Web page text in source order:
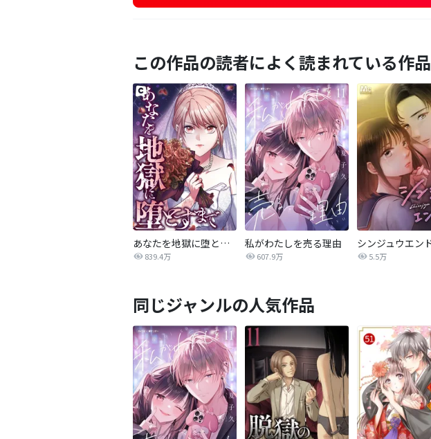
この作品の読者によく読まれている作品
あなたを地獄に堕とすまで
839.4万
私がわたしを売る理由
607.9万 5.5万
同じジャンルの人気作品